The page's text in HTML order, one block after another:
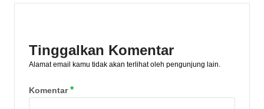
Tinggalkan Komentar
Alamat email kamu tidak akan terlihat oleh pengunjung lain.
Komentar*